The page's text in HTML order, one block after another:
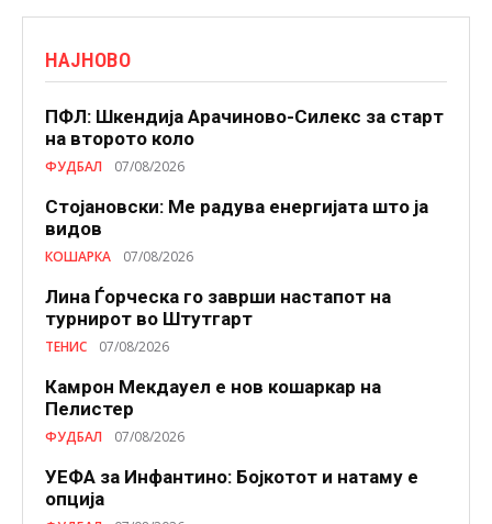
НАЈНОВО
ПФЛ: Шкендија Арачиново-Силекс за старт
на второто коло
ФУДБАЛ 07/08/2026
Стојановски: Ме радува енергијата што ја
видов
КОШАРКА 07/08/2026
Лина Ѓорческа го заврши настапот на
турнирот во Штутгарт
ТЕНИС 07/08/2026
Камрон Мекдауел е нов кошаркар на
Пелистер
ФУДБАЛ 07/08/2026
УЕФА за Инфантино: Бојкотот и натаму е
опција